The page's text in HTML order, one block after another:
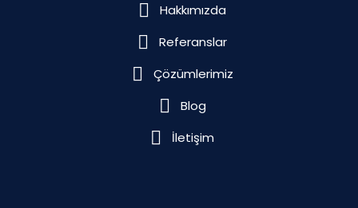
Hakkımızda
Referanslar
Çözümlerimiz
Blog
İletişim